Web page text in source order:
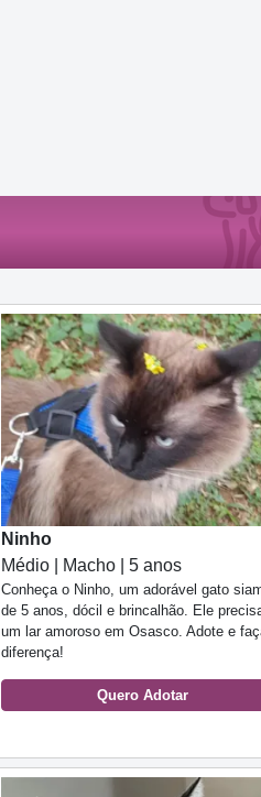
Ninho
Médio | Macho | 5 anos
Conheça o Ninho, um adorável gato
de 5 anos, dócil e brincalhão. Ele
um lar amoroso em Osasco. Adote e
diferença!
Quero Adotar